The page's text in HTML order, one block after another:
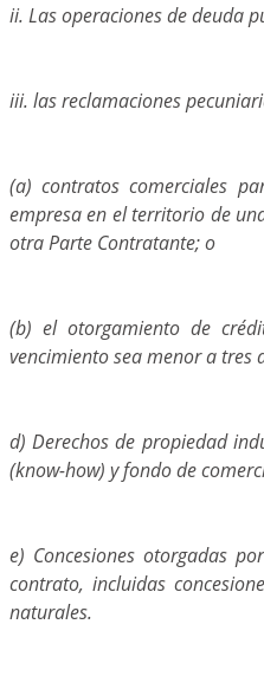
ii. Las operaciones de deuda
iii. las reclamaciones
(a) contratos comerciales
empresa en el territorio de
otra Parte Contratante; o
(b) el otorgamiento de
vencimiento sea menor a
d) Derechos de propiedad
(know-how) y fondo de
e) Concesiones otorgadas
contrato, incluidas
naturales.